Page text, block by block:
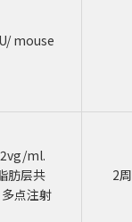
mouse
ml.
肪层共
点注射
2周